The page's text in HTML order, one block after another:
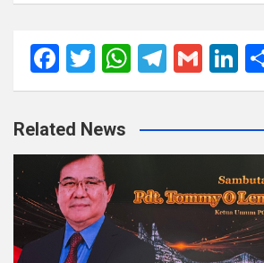
F
a
ce
b
o
o
k
T
wi
er
W
h
p
p
T
el
m
G
m
Li
n
n
Related News